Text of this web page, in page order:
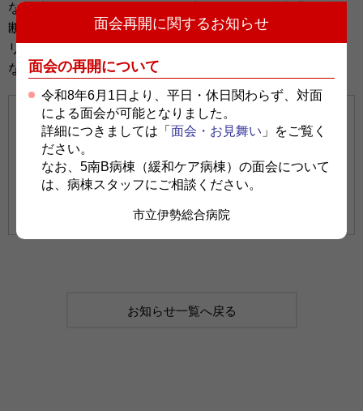
面会再開に関するお知らせ
面会の再開について
令和8年6月1日より、平日・休日関わらず、対面
による面会が可能となりました。
詳細につきましては「 面会・お見舞い 」をご覧く
ださい。
なお、5南B病棟（緩和ケア病棟）の面会について
は、病棟スタッフにご相談ください。
市立伊勢総合病院
な設計となっており、大規模災害時等に、地上交通網が遮
断された際の患者搬送や物資等の運搬手段として、防災ヘ
リ・自衛隊ヘリなどの受け入れが可能となるため、拠点的
な役割を果たします。
お知らせ一覧へ戻る